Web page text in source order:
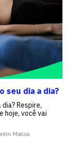
seu dia a dia?
Respire,
hoje, você vai
Matos